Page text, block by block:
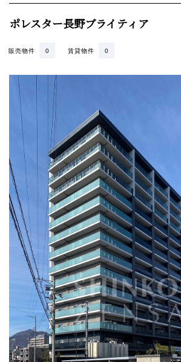
ポレスター長野ブライティア
賃貸物件 0
販売物件 0